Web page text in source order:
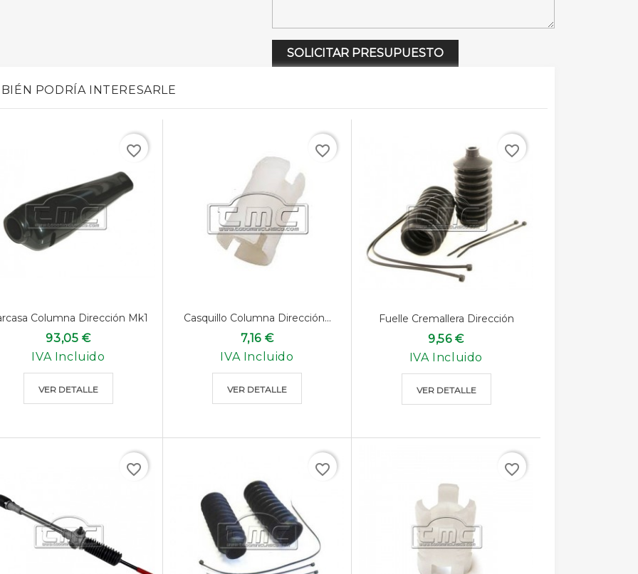
SOLICITAR PRESUPUESTO
PODRÍA INTERESARLE
Columna Dirección Mk1
93,05 €
IVA Incluido
VER DETALLE
favorite_border
Casquillo Columna Dirección...
7,16 €
IVA Incluido
VER DETALLE
favorite_border
Fuelle Cremallera Dirección
9,56 €
IVA Incluido
VER DETALLE
favorite_border
favorite_border favorite_border favorite_border